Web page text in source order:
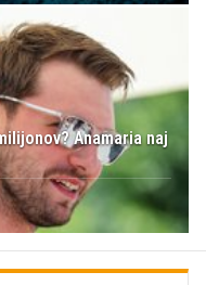
Anamaria naj